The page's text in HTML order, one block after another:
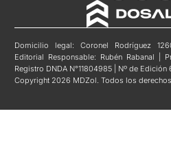
Domicilio legal: Coronel Rodríguez
Editorial Responsable: Rubén Rabanal |
Registro DNDA N°11804985 | Nº de
Copyright 2026 MDZol. Todos los